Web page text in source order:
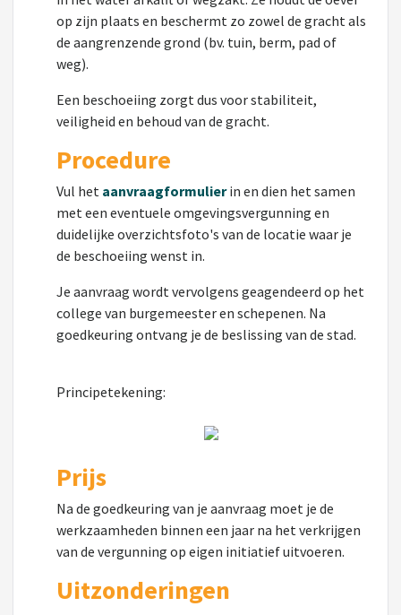
op zijn plaats en beschermt zo zowel de gracht als
de aangrenzende grond (bv. tuin, berm, pad of
weg).
Een beschoeiing zorgt dus voor stabiliteit,
veiligheid en behoud van de gracht.
Procedure
Vul het aanvraagformulierin en dien het samen
met een eventuele omgevingsvergunning en
duidelijke overzichtsfoto's van de locatie waar je
de beschoeiing wenst in.
Je aanvraag wordt vervolgens geagendeerd op het
college van burgemeester en schepenen. Na
goedkeuring ontvang je de beslissing van de stad.
Principetekening:
Prijs
Na de goedkeuring van je aanvraag moet je de
werkzaamheden binnen een jaar na het verkrijgen
van de vergunning op eigen initiatief uitvoeren.
Uitzonderingen